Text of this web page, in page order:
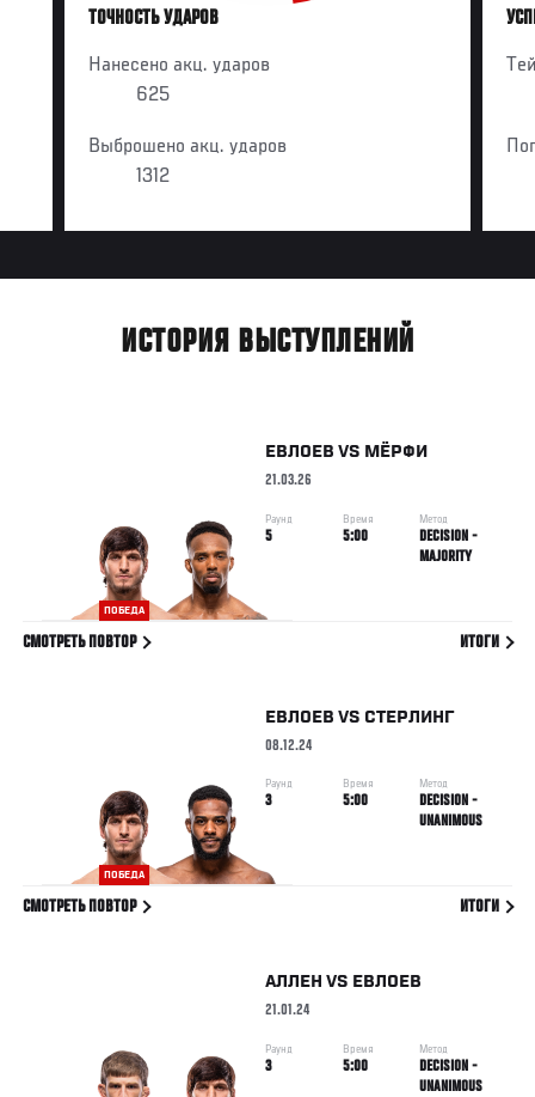
ТОЧНОСТЬ УДАРОВ
Нанесено акц. ударов
625
Выброшено акц. ударов
1312
ИСТОРИЯ ВЫСТУПЛЕНИЙ
ПОБЕДА
ЕВЛОЕВ VS МЁРФИ
21.03.26
Раунд
5
Время
5:00
Метод
DECISION -
MAJORITY
СМОТРЕТЬ ПОВТОР ИТОГИ
ПОБЕДА
ЕВЛОЕВ VS СТЕРЛИНГ
08.12.24
Раунд
3
Время
5:00
Метод
DECISION -
UNANIMOUS
СМОТРЕТЬ ПОВТОР ИТОГИ
АЛЛЕН VS ЕВЛОЕВ
21.01.24
Раунд
3
Время
5:00
Метод
DECISION -
UNANIMOUS